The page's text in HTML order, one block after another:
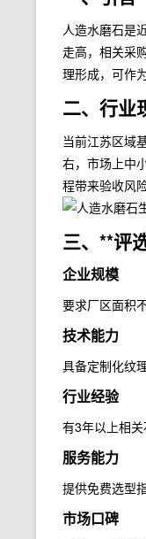
人造水磨石是
走高，相关采
理形成，可作
二、行业
当前江苏区域
右，市场上中
程带来验收风险
三、**评
企业规模
要求厂区面积
技术能力
具备定制化纹
行业经验
有3年以上相
服务能力
提供免费选型指
市场口碑